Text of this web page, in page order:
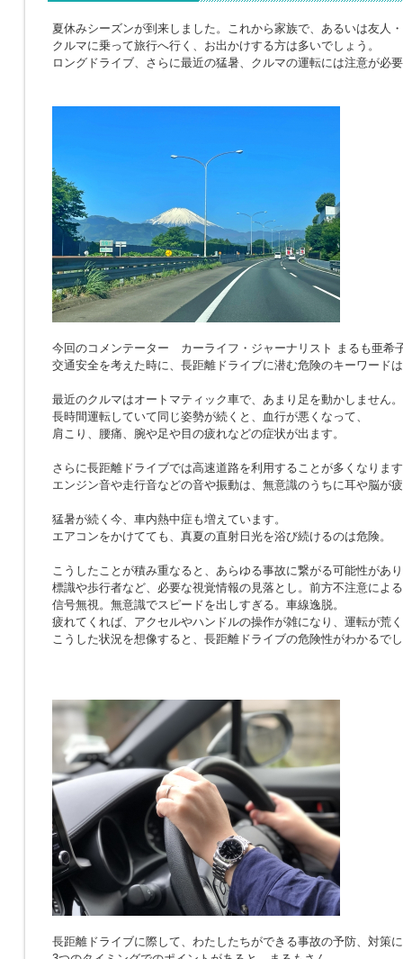
夏休みシーズンが到来しました。これから家族で、あるいは友人
クルマに乗って旅行へ行く、お出かけする方は多いでしょう。
ロングドライブ、さらに最近の猛暑、クルマの運転には注意が必
今回のコメンテーター カーライフ・ジャーナリスト まるも亜希
交通安全を考えた時に、長距離ドライブに潜む危険のキーワード
最近のクルマはオートマティック車で、あまり足を動かしません。
長時間運転していて同じ姿勢が続くと、血行が悪くなって、
肩こり、腰痛、腕や足や目の疲れなどの症状が出ます。
さらに長距離ドライブでは高速道路を利用することが多くなりま
エンジン音や走行音などの音や振動は、無意識のうちに耳や脳が
猛暑が続く今、車内熱中症も増えています。
エアコンをかけてても、真夏の直射日光を浴び続けるのは危険。
こうしたことが積み重なると、あらゆる事故に繋がる可能性があ
標識や歩行者など、必要な視覚情報の見落とし。前方不注意によ
信号無視。無意識でスピードを出しすぎる。車線逸脱。
疲れてくれば、アクセルやハンドルの操作が雑になり、運転が荒
こうした状況を想像すると、長距離ドライブの危険性がわかるで
長距離ドライブに際して、わたしたちができる事故の予防、対策